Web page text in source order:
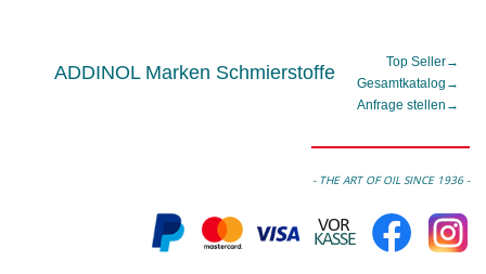
ADDINOL Marken Schmierstoffe Top Seller→
Gesamtkatalog →
Anfrage stellen →
- THE ART OF OIL SINCE 1936 -